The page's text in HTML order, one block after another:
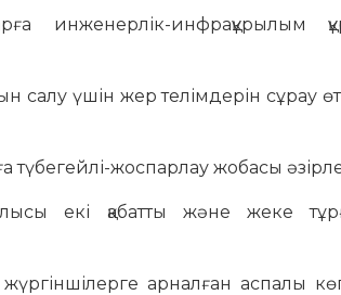
инженерлік-инфрақұрылым
салу үшін жер телімдерін сұрау
түбегейлі-жоспарлау жобасы
екі қабатты және жеке
арналған аспалы